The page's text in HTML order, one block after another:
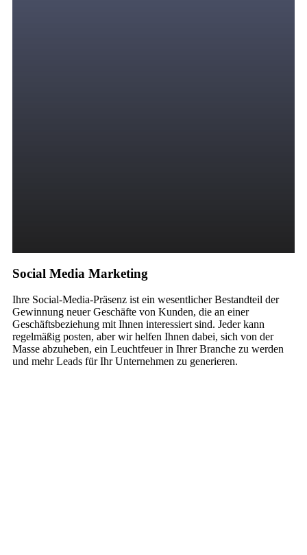
Social Media Marketing
Ihre Social-Media-Präsenz ist ein wesentlicher Bestandteil der
Gewinnung neuer Geschäfte von Kunden, die an einer
Geschäftsbeziehung mit Ihnen interessiert sind. Jeder kann
regelmäßig posten, aber wir helfen Ihnen dabei, sich von der
Masse abzuheben, ein Leuchtfeuer in Ihrer Branche zu werden
und mehr Leads für Ihr Unternehmen zu generieren.